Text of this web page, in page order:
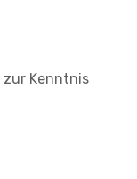
zur Kenntnis